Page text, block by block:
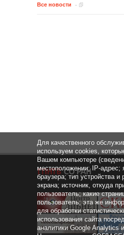
Все новости
Для качественного
используем cookies,
Вашем компьютере
местоположении; IP-адрес;
браузера; тип устройства и
экрана; источник, откуда
пользователь; какие
пользователь; эта же
для обработки
использования сайта
аналитики Google Analytics